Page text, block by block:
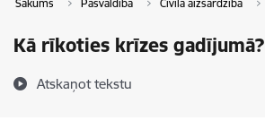
Sākums Pašvaldība Civilā aizsardzība
Kā rīkoties krīzes gadījumā?
Atskaņot tekstu